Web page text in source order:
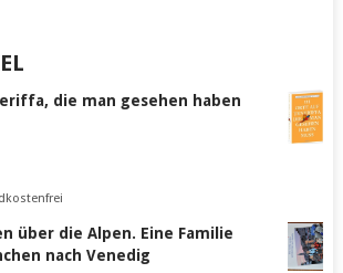
die man gesehen haben
über die Alpen. Eine Familie
nach Venedig